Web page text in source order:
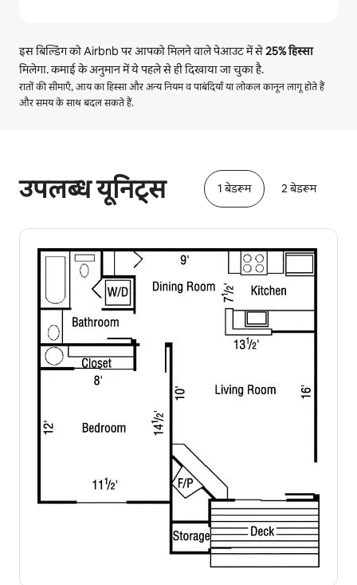
इस बिल्डिंग को Airbnb पर आपको मिलने वाले पेआउट में से25%हिस्सा
मिलेगा. कमाई के अनुमान में ये पहले से ही दिखाया जा चुका है.
रातों की सीमाएँ, आय का हिस्सा और अन्य नियम व पाबंदियाँ या लोकल कानून लागू होते हैं
और समय के साथ बदल सकते हैं.
उपलब्ध यूनिट्स 1 बेडरूम 2 बेडरूम